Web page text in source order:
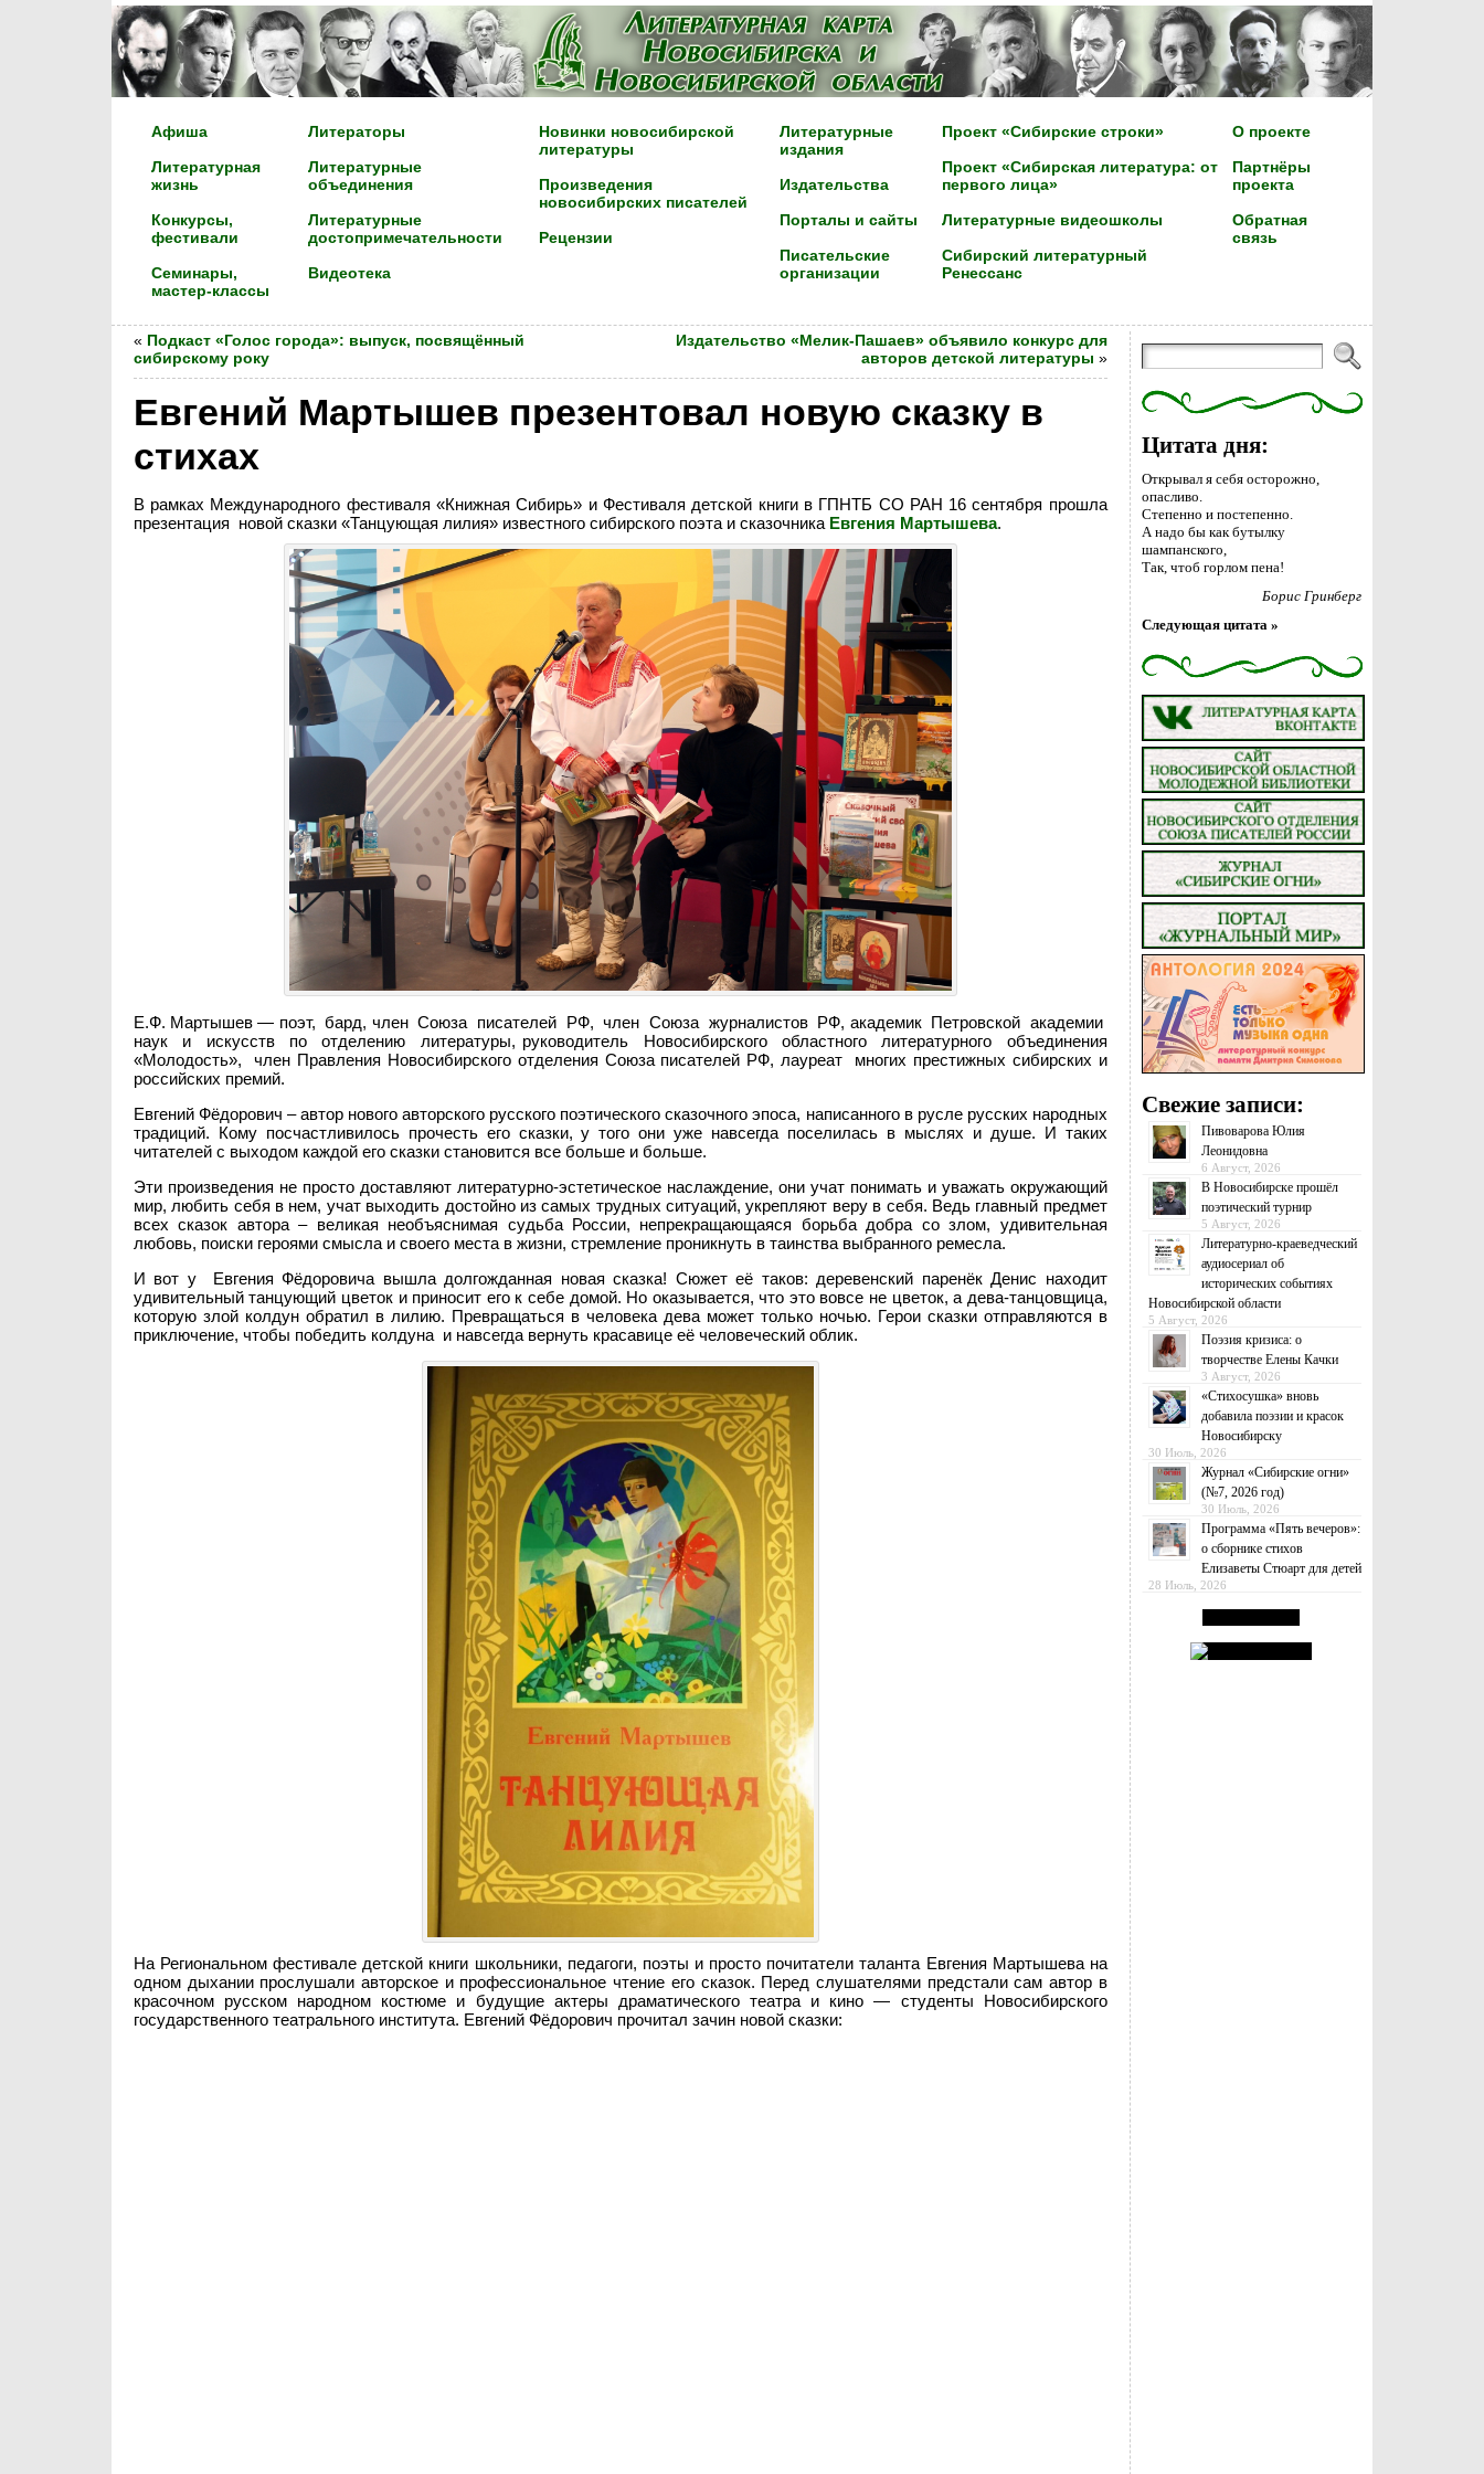
Афиша
Литературная
жизнь
Конкурсы,
фестивали
Семинары,
мастер-классы
Литераторы
Литературные
объединения
Литературные
достопримечательности
Видеотека
Новинки новосибирской
литературы
Произведения
новосибирских писателей
Рецензии
Литературные
издания
Издательства
Порталы и сайты
Писательские
организации
Проект «Сибирские строки»
Проект «Сибирская литература: от
первого лица»
Литературные видеошколы
Сибирский литературный
Ренессанс
О проекте
Партнёры
проекта
Обратная
связь
« Подкаст «Голос города»: выпуск, посвящённый
сибирскому року
Издательство «Мелик-Пашаев» объявило конкурс для
авторов детской литературы »
Евгений Мартышев презентовал новую сказку в
стихах
В рамках Международного фестиваля «Книжная Сибирь» и Фестиваля детской книги в ГПНТБ СО РАН 16 сентября прошла
презентация новой сказки «Танцующая лилия» известного сибирского поэта и сказочника Евгения Мартышева.
Е.Ф. Мартышев — поэт, бард, член Союза писателей РФ, член Союза журналистов РФ, академик Петровской академии
наук и искусств по отделению литературы, руководитель Новосибирского областного литературного объединения
«Молодость», член Правления Новосибирского отделения Союза писателей РФ, лауреат многих престижных сибирских и
российских премий.
Евгений Фёдорович – автор нового авторского русского поэтического сказочного эпоса, написанного в русле русских народных
традиций. Кому посчастливилось прочесть его сказки, у того они уже навсегда поселилась в мыслях и душе. И таких
читателей с выходом каждой его сказки становится все больше и больше.
Эти произведения не просто доставляют литературно-эстетическое наслаждение, они учат понимать и уважать окружающий
мир, любить себя в нем, учат выходить достойно из самых трудных ситуаций, укрепляют веру в себя. Ведь главный предмет
всех сказок автора – великая необъяснимая судьба России, непрекращающаяся борьба добра со злом, удивительная
любовь, поиски героями смысла и своего места в жизни, стремление проникнуть в таинства выбранного ремесла.
И вот у Евгения Фёдоровича вышла долгожданная новая сказка! Сюжет её таков: деревенский паренёк Денис находит
удивительный танцующий цветок и приносит его к себе домой. Но оказывается, что это вовсе не цветок, а дева-танцовщица,
которую злой колдун обратил в лилию. Превращаться в человека дева может только ночью. Герои сказки отправляются в
приключение, чтобы победить колдуна и навсегда вернуть красавице её человеческий облик.
На Региональном фестивале детской книги школьники, педагоги, поэты и просто почитатели таланта Евгения Мартышева на
одном дыхании прослушали авторское и профессиональное чтение его сказок. Перед слушателями предстали сам автор в
красочном русском народном костюме и будущие актеры драматического театра и кино — студенты Новосибирского
государственного театрального института. Евгений Фёдорович прочитал зачин новой сказки:
Цитата дня:
Открывал я себя осторожно,
опасливо.
Степенно и постепенно.
А надо бы как бутылку
шампанского,
Так, чтоб горлом пена!
Борис Гринберг
Следующая цитата »
Свежие записи:
Пивоварова Юлия
Леонидовна
6 Август, 2026
В Новосибирске прошёл
поэтический турнир
5 Август, 2026
Литературно-краеведческий
аудиосериал об
исторических событиях
Новосибирской области
5 Август, 2026
Поэзия кризиса: о
творчестве Елены Качки
3 Август, 2026
«Стихосушка» вновь
добавила поэзии и красок
Новосибирску
30 Июль, 2026
Журнал «Сибирские огни»
(№7, 2026 год)
30 Июль, 2026
Программа «Пять вечеров»:
о сборнике стихов
Елизаветы Стюарт для детей
28 Июль, 2026